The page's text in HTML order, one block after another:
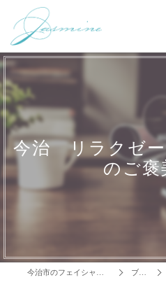
今治 リラクゼ
のご褒
ブログ